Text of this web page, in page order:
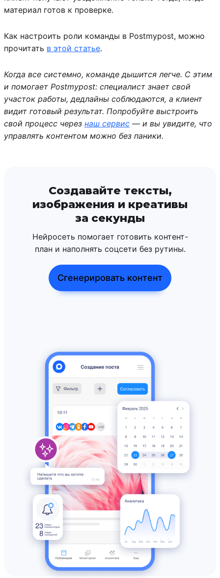
материал готов к проверке.
Как настроить роли команды в Postmypost, можно
прочитать в этой статье.
Когда все системно, команде дышится легче. С этим
и помогает Postmypost: специалист знает свой
участок работы, дедлайны соблюдаются, а клиент
видит готовый результат. Попробуйте выстроить
свой процесс через наш сервис — и вы увидите, что
управлять контентом можно без паники.
Создавайте тексты,
изображения и креативы
за секунды
Нейросеть помогает готовить контент-
план и наполнять соцсети без рутины.
Сгенерировать контент